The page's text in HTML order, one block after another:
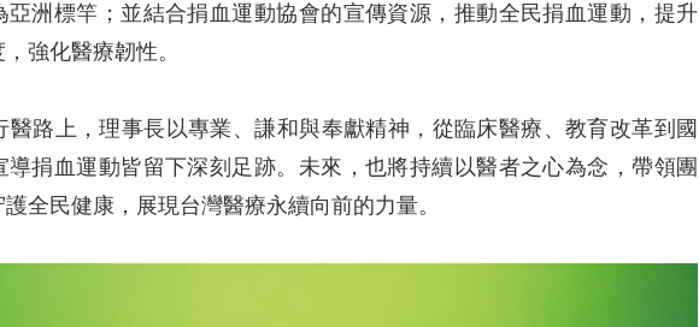
亞洲標竿；並結合捐血運動協會的宣傳資源，推動全民捐血運動，提升
強化醫療韌性。
上，理事長以專業、謙和與奉獻精神，從臨床醫療、教育改革到國
導捐血運動皆留下深刻足跡。未來，也將持續以醫者之心為念，帶領團
全民健康，展現台灣醫療永續向前的力量。